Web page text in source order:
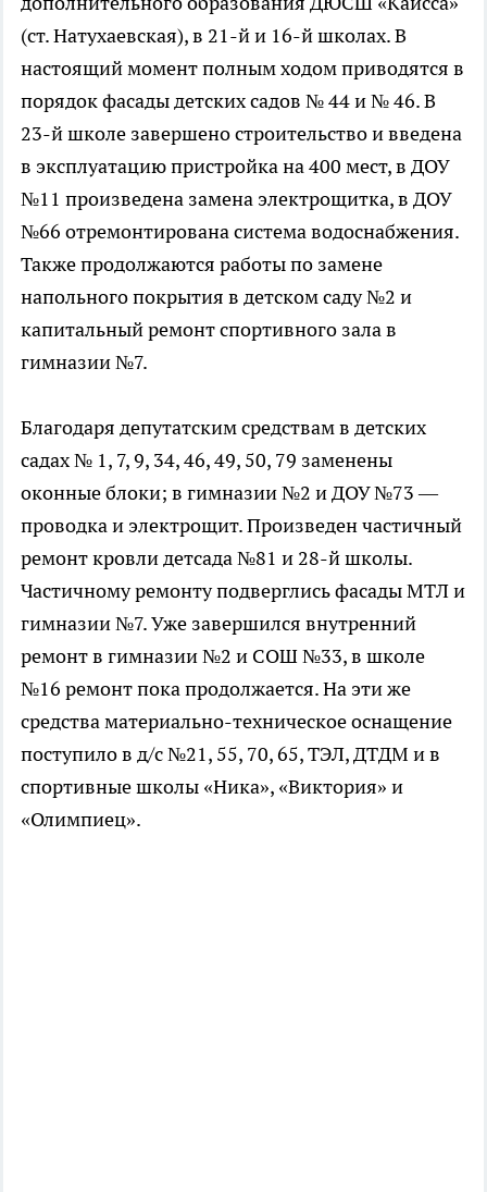
(ст. Натухаевская), в 21-й и 16-й школах. В
настоящий момент полным ходом приводятся в
порядок фасады детских садов № 44 и № 46. В
23-й школе завершено строительство и введена
в эксплуатацию пристройка на 400 мест, в ДОУ
№11 произведена замена электрощитка, в ДОУ
№66 отремонтирована система водоснабжения.
Также продолжаются работы по замене
напольного покрытия в детском саду №2 и
капитальный ремонт спортивного зала в
гимназии №7.
Благодаря депутатским средствам в детских
садах № 1, 7, 9, 34, 46, 49, 50, 79 заменены
оконные блоки; в гимназии №2 и ДОУ №73 —
проводка и электрощит. Произведен частичный
ремонт кровли детсада №81 и 28-й школы.
Частичному ремонту подверглись фасады МТЛ и
гимназии №7. Уже завершился внутренний
ремонт в гимназии №2 и СОШ №33, в школе
№16 ремонт пока продолжается. На эти же
средства материально-техническое оснащение
поступило в д/с №21, 55, 70, 65, ТЭЛ, ДТДМ и в
спортивные школы «Ника», «Виктория» и
«Олимпиец».